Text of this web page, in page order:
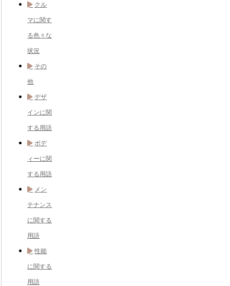
クル
マに関す
る色々な
状況
その
他
デザ
インに関
する用語
ボデ
ィーに関
する用語
メン
テナンス
に関する
用語
性能
に関する
用語